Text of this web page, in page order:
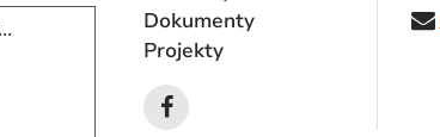
Dokumenty
Projekty